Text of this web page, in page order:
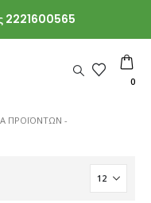
2221600565
0
ΠΡΟΪΌΝΤΩΝ -